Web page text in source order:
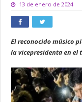
13 de enero de 2024
El reconocido músico
la vicepresidenta en